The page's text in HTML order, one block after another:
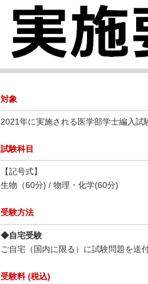
対象
2021年に実施される医学部学士編入試
試験科目
【記号式】
生物（60分) / 物理・化学(60分)
受験方法
◆自宅受験
ご自宅（国内に限る）に試験問題を送
受験料 (税込)